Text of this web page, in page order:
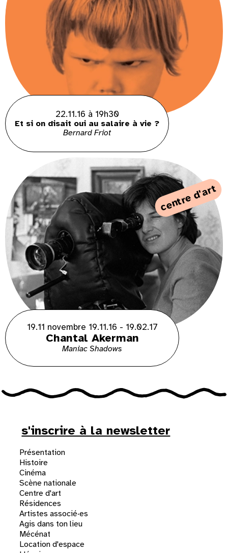
22.11.16 à 19h30
Et si on disait oui au salaire à vie ?
Bernard Friot
centre d'art
19.11 novembre 19.11.16 - 19.02.17
Chantal Akerman
Maniac Shadows
s'inscrire à la newsletter
Présentation
Histoire
Cinéma
Scène nationale
Centre d'art
Résidences
Artistes associé·es
Agis dans ton lieu
Mécénat
Location d'espace